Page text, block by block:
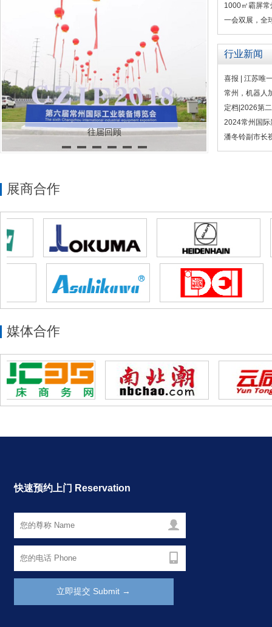
往届回顾
1000㎡霸屏
一会双展，全
行业新闻
喜报 | 江苏唯
常州，机器人
定档|2026第
2024常州国
潘冬铃副市长
展商合作
媒体合作
快速预约上门 Reservation